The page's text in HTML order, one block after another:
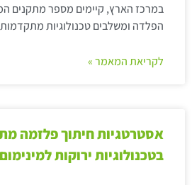
במרכז הארץ, קיימים מספר מתקנים
הפלדה ומשלבים טכנולוגיות מתקדמות
לקריאת המאמר »
אסטרטגיות חיתוך פלזמה
בטכנולוגיות ירוקות